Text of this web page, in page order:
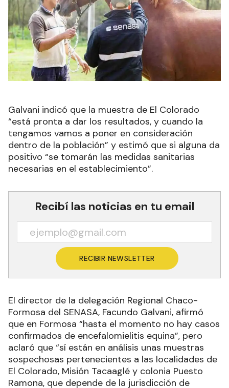
Galvani indicó que la muestra de El Colorado
“está pronta a dar los resultados, y cuando la
tengamos vamos a poner en consideración
dentro de la población” y estimó que si alguna da
positivo “se tomarán las medidas sanitarias
necesarias en el establecimiento”.
Recibí las noticias en tu email
RECIBIR NEWSLETTER
El director de la delegación Regional Chaco-
Formosa del SENASA, Facundo Galvani, afirmó
que en Formosa “hasta el momento no hay casos
confirmados de encefalomielitis equina”, pero
aclaró que “sí están en análisis unas muestras
sospechosas pertenecientes a las localidades de
El Colorado, Misión Tacaaglé y colonia Puesto
Ramona, que depende de la jurisdicción de